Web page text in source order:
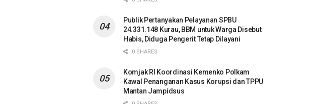
Publik Pertanyakan Pelayanan SPBU
24.331.148 Kurau, BBM untuk Warga Disebut
Habis, Diduga Pengerit Tetap Dilayani
0 SHARES
Komjak RI Koordinasi Kemenko Polkam
Kawal Penanganan Kasus Korupsi dan TPPU
Mantan Jampidsus